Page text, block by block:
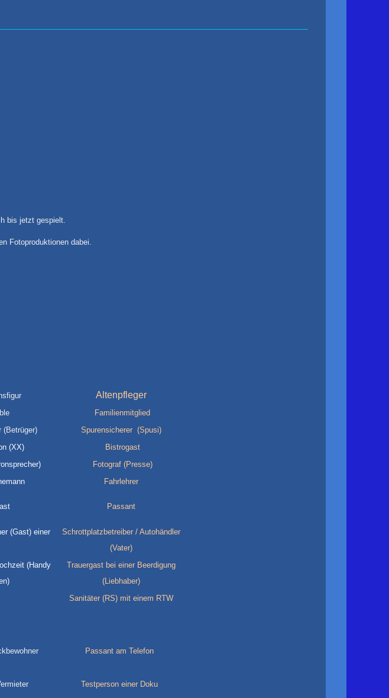
bis jetzt gespielt.
Fotoproduktionen dabei.
Altenpfleger
Familienmitglied
(Betrüger)
Spurensicherer (Spusi)
(XX)
Bistrogast
Fotograf (Presse)
Fahrlehrer
Passant
(Gast) einer
Schrottplatzbetreiber / Autohändler
(Vater)
(Handy
Trauergast bei einer Beerdigung
(Liebhaber)
Sanitäter (RS) mit einem RTW
Passant am Telefon
Testperson einer Doku